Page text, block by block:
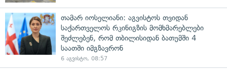
თამარ იოსელიანი: აგვისტოს თვიდან
საქართველოს რკინიგზის მომხმარებლები
შეძლებენ, რომ თბილისიდან ბათუმში 4
საათში იმგზავრონ
6 აგვისტო, 08:57